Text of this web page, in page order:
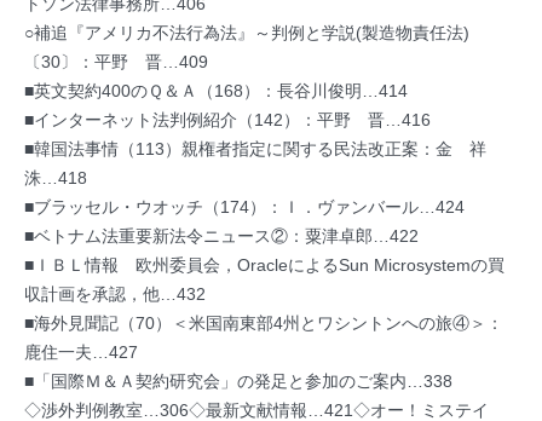
○補追『アメリカ不法行為法』～判例と学説(製造物責任法)
〔30〕：平野 晋…409
■英文契約400のＱ＆Ａ（168）：長谷川俊明…414
■インターネット法判例紹介（142）：平野 晋…416
■韓国法事情（113）親権者指定に関する民法改正案：金 祥
洙…418
■ブラッセル・ウオッチ（174）：Ｉ．ヴァンバール…424
■ベトナム法重要新法令ニュース②：粟津卓郎…422
■ＩＢＬ情報 欧州委員会，OracleによるSun Microsystemの買
収計画を承認，他…432
■海外見聞記（70）＜米国南東部4州とワシントンへの旅④＞：
鹿住一夫…427
■「国際Ｍ＆Ａ契約研究会」の発足と参加のご案内…338
◇渉外判例教室…306◇最新文献情報…421◇オー！ミステイ